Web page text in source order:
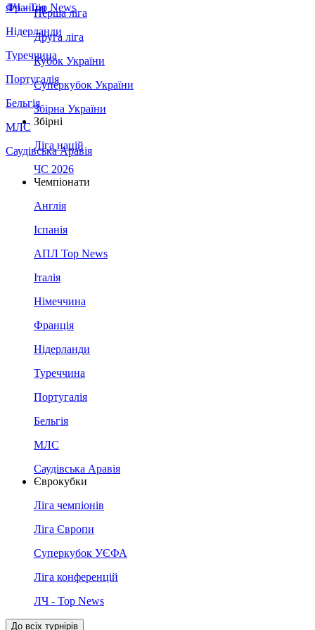
Франція
Нідерланди
Туреччина
Португалія
Бельгія
МЛС
Саудівська Аравія
ЛЧ - Top News
Перша ліга
Друга ліга
Кубок України
Суперкубок України
Збірна України
Збірні
Ліга націй
ЧС 2026
Чемпіонати
Англія
Іспанія
АПЛ Top News
Італія
Німеччина
Франція
Нідерланди
Туреччина
Португалія
Бельгія
МЛС
Саудівська Аравія
Єврокубки
Ліга чемпіонів
Ліга Європи
Суперкубок УЄФА
Ліга конференцій
ЛЧ - Top News
До всіх турнірів